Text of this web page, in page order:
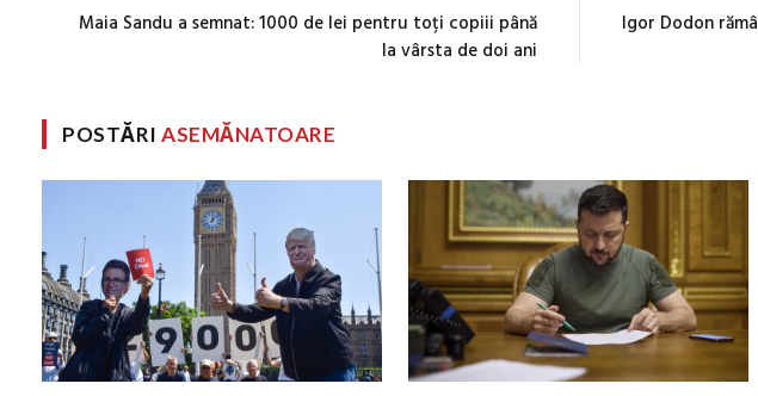
Maia Sandu a semnat: 1000 de lei pentru toți copiii până
la vârsta de doi ani
Igor Dodon
POSTĂRIASEMĂNATOARE